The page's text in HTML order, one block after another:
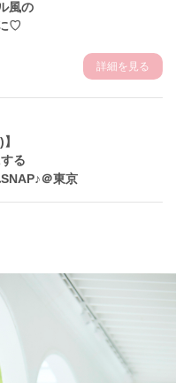
風の
♡
詳細を見る
る
＠東京